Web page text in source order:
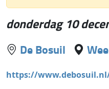
donderdag 10
De Bosuil
https://